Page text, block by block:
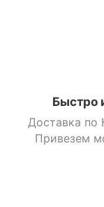
Быстро
Доставка по
Привезем